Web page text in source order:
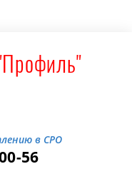
в СРО
56